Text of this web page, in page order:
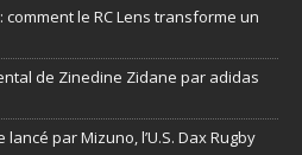
le RC Lens transforme un
de Zinedine Zidane par adidas
par Mizuno, l’U.S. Dax Rugby